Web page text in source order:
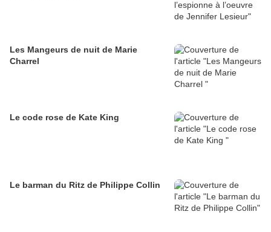
Les Mangeurs de nuit de Marie
Charrel
Le code rose de Kate King
Le barman du Ritz de Philippe Collin